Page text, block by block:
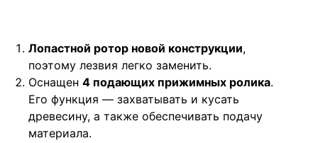
Лопастной ротор новой конструкции,
поэтому лезвия легко заменить.
Оснащен 4 подающих прижимных ролика.
Его функция — захватывать и кусать
древесину, а также обеспечивать подачу
материала.